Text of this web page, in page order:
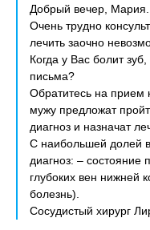
Добрый вечер, Мария.
Очень трудно
лечить заочно
Когда у Вас болит
письма?
Обратитесь на прием
мужу предложат
диагноз и назначат
С наибольшей долей
диагноз: – состояние
глубоких вен нижней
болезнь).
Сосудистый хирург